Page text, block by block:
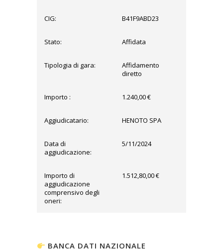
CIG: B41F9ABD23
Stato: Affidata
Tipologia di gara:
Affidamento
diretto
Importo : 1.240,00 €
Aggiudicatario: HENOTO SPA
Data di
aggiudicazione:
5/11/2024
Importo di
aggiudicazione
comprensivo degli
oneri:
1.512,80,00 €
BANCA DATI NAZIONALE